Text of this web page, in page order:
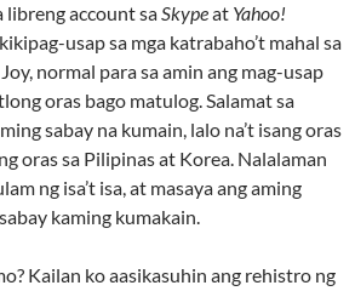
libreng account saSkypeat Yahoo!
usap sa mga katrabaho’t mahal sa
normal para sa amin ang mag-usap
oras bago matulog. Salamat sa
sabay na kumain, lalo na’t isang oras
oras sa Pilipinas at Korea. Nalalaman
ng isa’t isa, at masaya ang aming
kaming kumakain.
Kailan ko aasikasuhin ang rehistro ng